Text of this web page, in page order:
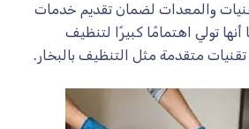
والمعدات لضمان تقديم خدمات
تولي اهتمامًا كبيرًا لتنظيف
متقدمة مثل التنظيف بالبخار.